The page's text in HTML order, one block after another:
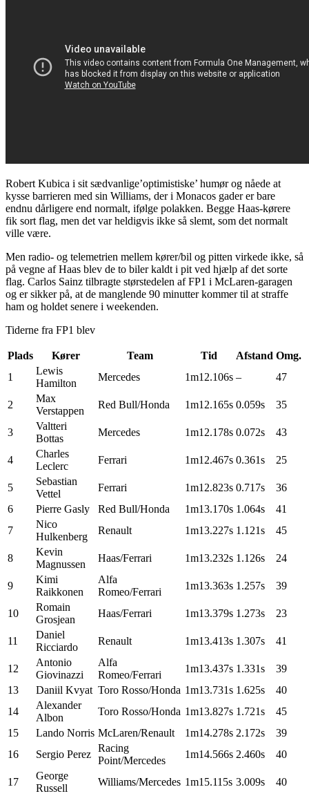
Robert Kubica i sit sædvanlige’optimistiske’ humør og nåede at
kysse barrieren med sin Williams, der i Monacos gader er bare
endnu dårligere end normalt, ifølge polakken. Begge Haas-kørere
fik sort flag, men det var heldigvis ikke så slemt, som det normalt
ville være.
Men radio- og telemetrien mellem kører/bil og pitten virkede ikke, så
på vegne af Haas blev de to biler kaldt i pit ved hjælp af det sorte
flag. Carlos Sainz tilbragte størstedelen af FP1 i McLaren-garagen
og er sikker på, at de manglende 90 minutter kommer til at straffe
ham og holdet senere i weekenden.
Tiderne fra FP1 blev
Plads Kører Team Tid Afstand Omg.
1
Lewis
Hamilton
Mercedes 1m12.106s – 47
2
Max
Verstappen
Red Bull/Honda 1m12.165s 0.059s 35
3
Valtteri
Bottas
Mercedes 1m12.178s 0.072s 43
4
Charles
Leclerc
Ferrari 1m12.467s 0.361s 25
5
Sebastian
Vettel
Ferrari 1m12.823s 0.717s
36
6
Pierre Gasly Red Bull/Honda 1m13.170s 1.064s
41
7
Nico
Hulkenberg
Renault 1m13.227s 1.121s 45
8
Kevin
Magnussen
Haas/Ferrari 1m13.232s 1.126s 24
9
Kimi
Raikkonen
Alfa
Romeo/Ferrari
1m13.363s 1.257s 39
10
Romain
Grosjean
Haas/Ferrari 1m13.379s 1.273s 23
11
Daniel
Ricciardo
Renault 1m13.413s 1.307s 41
12
Antonio
Giovinazzi
Alfa
Romeo/Ferrari
1m13.437s 1.331s
39
13
Daniil Kvyat Toro Rosso/Honda 1m13.731s 1.625s
40
14
Alexander
Albon
Toro Rosso/Honda 1m13.827s 1.721s
45
15
Lando Norris McLaren/Renault 1m14.278s 2.172s
39
16
Sergio Perez
Racing
Point/Mercedes
1m14.566s 2.460s 40
17
George
Russell
Williams/Mercedes 1m15.115s 3.009s 40